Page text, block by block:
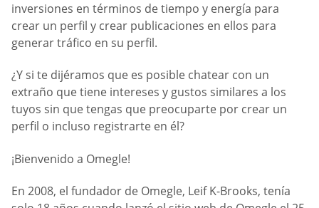
inversiones en términos de tiempo y energía para
crear un perfil y crear publicaciones en ellos para
generar tráfico en su perfil.
¿Y si te dijéramos que es posible chatear con un
extraño que tiene intereses y gustos similares a los
tuyos sin que tengas que preocuparte por crear un
perfil o incluso registrarte en él?
¡Bienvenido a Omegle!
En 2008, el fundador de Omegle, Leif K-Brooks, tenía